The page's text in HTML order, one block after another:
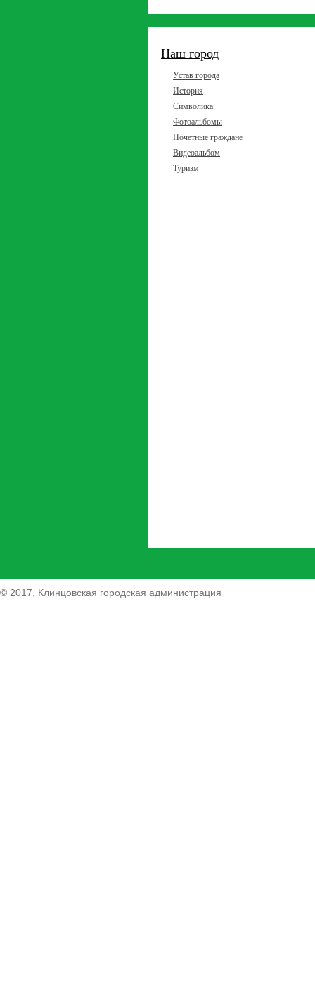
Наш город
Устав города
История
Символика
Фотоальбомы
Почетные граждане
Видеоальбом
Туризм
© 2017, Клинцовская городская администрация